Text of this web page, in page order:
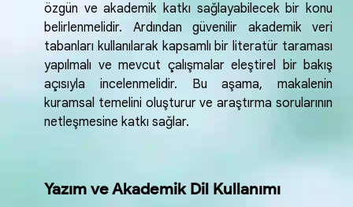
özgün ve akademik katkı sağlayabilecek bir konu
belirlenmelidir. Ardından güvenilir akademik veri
tabanları kullanılarak kapsamlı bir literatür taraması
yapılmalı ve mevcut çalışmalar eleştirel bir bakış
açısıyla incelenmelidir. Bu aşama, makalenin
kuramsal temelini oluşturur ve araştırma sorularının
netleşmesine katkı sağlar.
Yazım ve Akademik Dil Kullanımı